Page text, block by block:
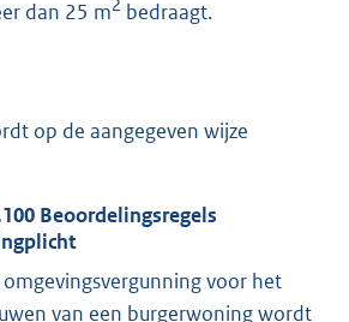
dan 25 m2 bedraagt.
op de aangegeven wijze
Beoordelingsregels
omgevingsvergunning voor het
van een burgerwoning wordt